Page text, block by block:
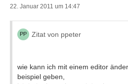
22. Januar 2011 um 14:47
Zitat von ppeter
wie kann ich mit einem editor
beispiel geben,